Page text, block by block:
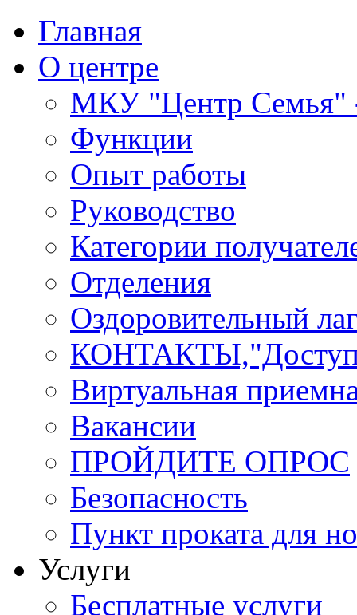
Главная
О центре
МКУ "Центр Семья"
Функции
Опыт работы
Руководство
Категории
Отделения
Оздоровительный
Виртуальная
Вакансии
ПРОЙДИТЕ ОПРОС
Безопасность
Пункт проката для
Услуги
Бесплатные услуги